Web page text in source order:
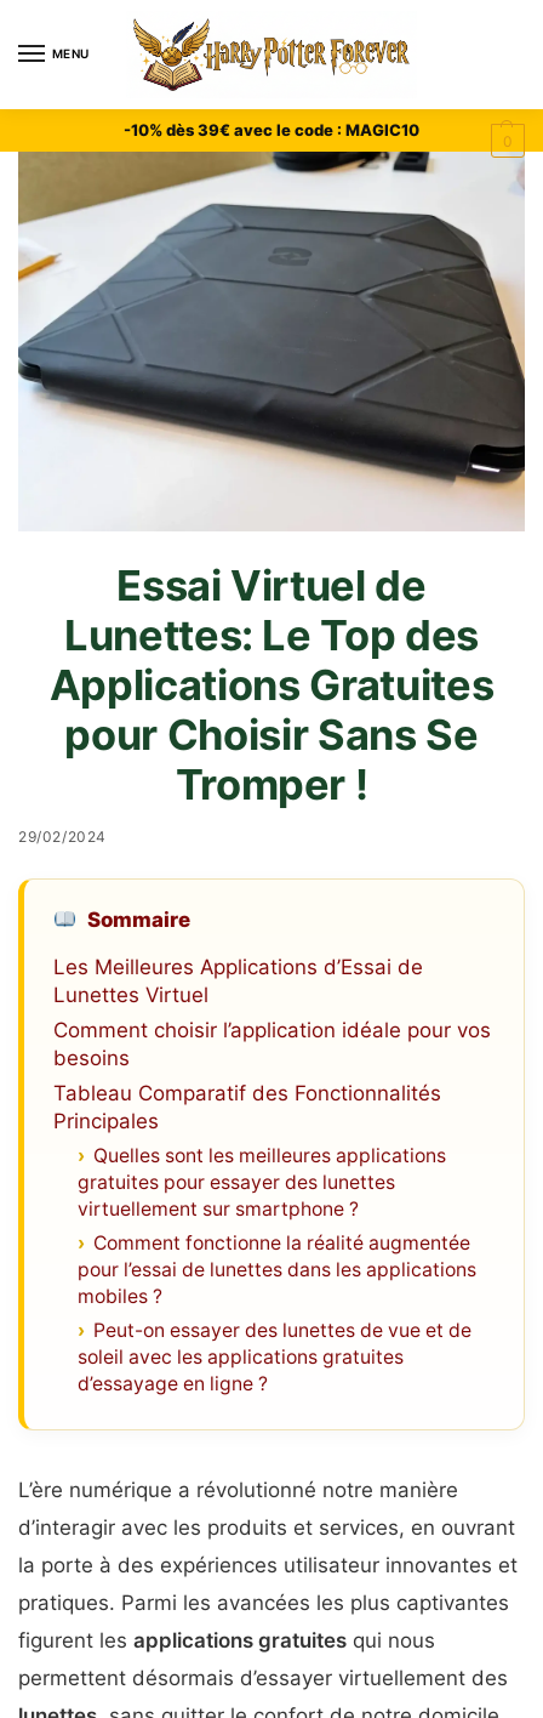
MENU
0
-10% dès 39€ avec le code : MAGIC10
Essai Virtuel de
Lunettes: Le Top des
Applications Gratuites
pour Choisir Sans Se
Tromper !
29/02/2024
Sommaire
Les Meilleures Applications d’Essai de
Lunettes Virtuel
Comment choisir l’application idéale pour vos
besoins
Tableau Comparatif des Fonctionnalités
Principales
Quelles sont les meilleures applications
gratuites pour essayer des lunettes
virtuellement sur smartphone ?
Comment fonctionne la réalité augmentée
pour l’essai de lunettes dans les applications
mobiles ?
Peut-on essayer des lunettes de vue et de
soleil avec les applications gratuites
d’essayage en ligne ?
L’ère numérique a révolutionné notre manière
d’interagir avec les produits et services, en ouvrant
la porte à des expériences utilisateur innovantes et
pratiques. Parmi les avancées les plus captivantes
figurent les applications gratuites qui nous
permettent désormais d’essayer virtuellement des